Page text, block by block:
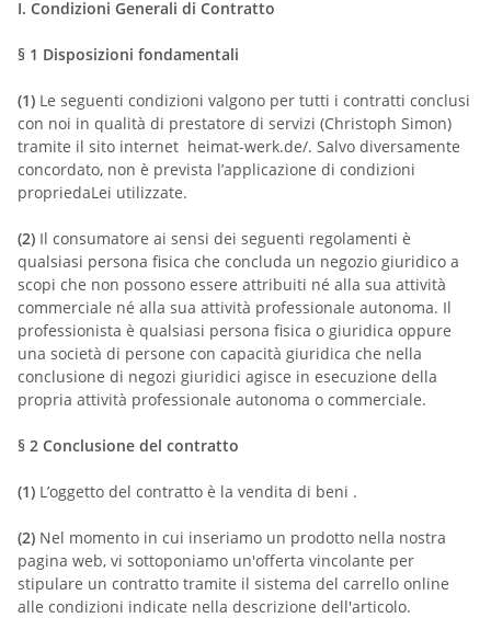
I. Condizioni Generali di Contratto
§ 1 Disposizioni fondamentali
(1) Le seguenti condizioni valgono per tutti i contratti conclusi
con noi in qualità di prestatore di servizi (Christoph Simon)
tramite il sito internet heimat-werk.de/. Salvo diversamente
concordato, non è prevista l’applicazione di condizioni
propriedaLei utilizzate.
(2) Il consumatore ai sensi dei seguenti regolamenti è
qualsiasi persona fisica che concluda un negozio giuridico a
scopi che non possono essere attribuiti né alla sua attività
commerciale né alla sua attività professionale autonoma. Il
professionista è qualsiasi persona fisica o giuridica oppure
una società di persone con capacità giuridica che nella
conclusione di negozi giuridici agisce in esecuzione della
propria attività professionale autonoma o commerciale.
§ 2 Conclusione del contratto
(1) L’oggetto del contratto è la vendita di beni .
(2) Nel momento in cui inseriamo un prodotto nella nostra
pagina web, vi sottoponiamo un'offerta vincolante per
stipulare un contratto tramite il sistema del carrello online
alle condizioni indicate nella descrizione dell'articolo.